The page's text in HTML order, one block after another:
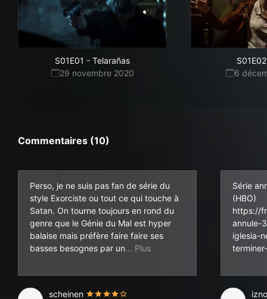
S01E01 - Telarañas
29 novembre 2020
S01E02
6
Commentaires (10)
Perso, je ne suis pas fan de série du
style Exorciste ou tout ce qui touche à
Satan. On tourne toujours en rond du
genre que le Génie du Mal est hyper
balaise mais préfère faire faire ses
basses besognes par un
innocent qui se découvre un
scheinen
Série
(HBO)
https://
annule-
iglesia-